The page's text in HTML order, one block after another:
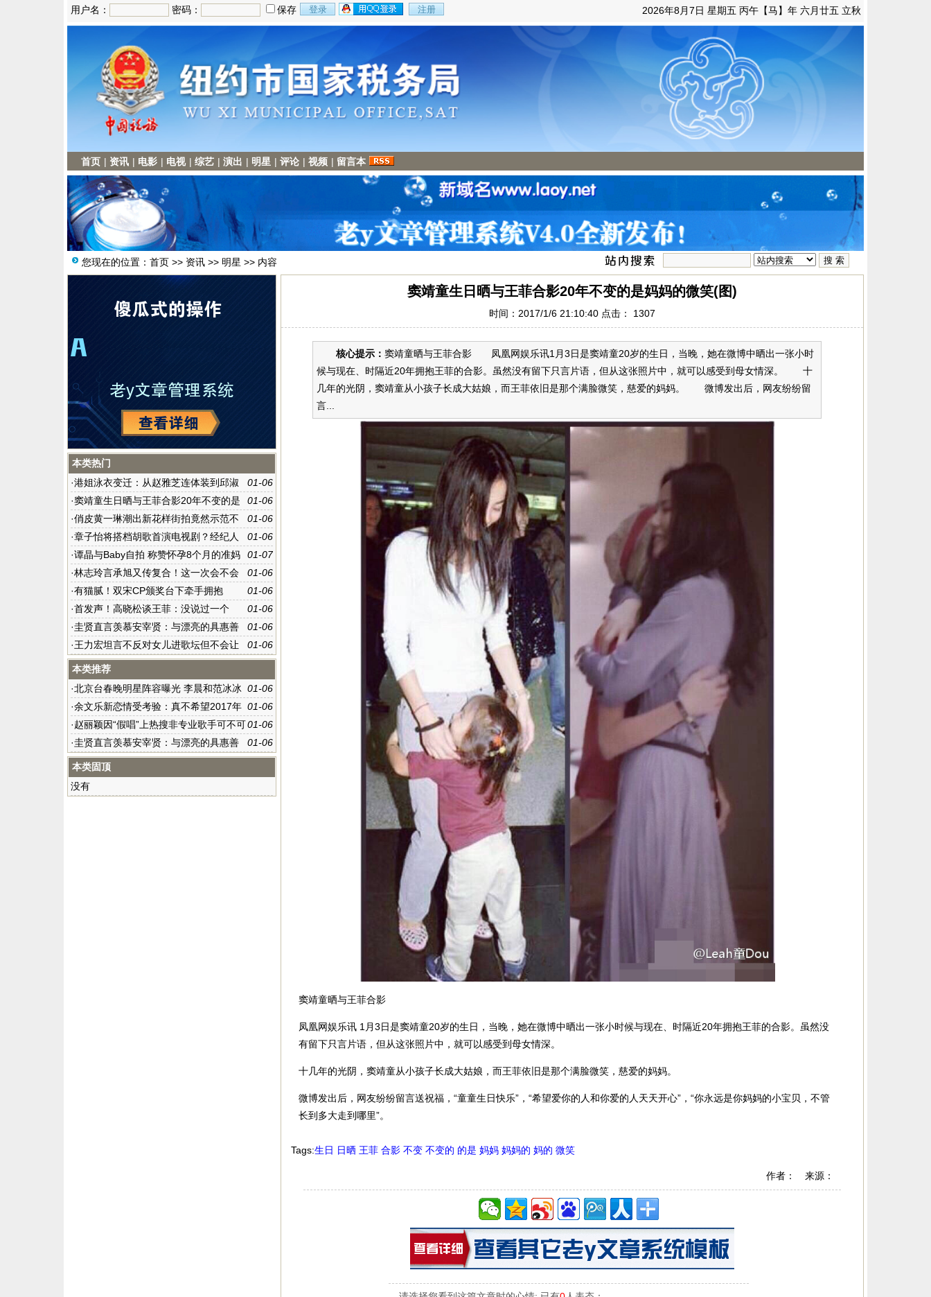
2026年8月7日 星期五 丙午【马】年 六月廿五 立秋
用户名： 密码： 保存
首页 | 资讯 | 电影 | 电视 | 综艺 | 演出 | 明星 | 评论 | 视频 | 留言本
您现在的位置： 首页 >> 资讯 >> 明星 >> 内容
窦靖童生日晒与王菲合影20年不变的是妈妈的微笑(图)
时间：2017/1/6 21:10:40 点击： 1307
核心提示： 窦靖童晒与王菲合影 凤凰网娱乐讯1月3日是窦靖童20岁的生日，当晚，她在微博中晒出一张小时
候与现在、时隔近20年拥抱王菲的合影。虽然没有留下只言片语，但从这张照片中，就可以感受到母女情深。 十
几年的光阴，窦靖童从小孩子长成大姑娘，而王菲依旧是那个满脸微笑，慈爱的妈妈。 微博发出后，网友纷纷留
言...
窦靖童晒与王菲合影
凤凰网娱乐讯 1月3日是窦靖童20岁的生日，当晚，她在微博中晒出一张小时候与现在、时隔近20年拥抱王菲的合影。虽然没
有留下只言片语，但从这张照片中，就可以感受到母女情深。
十几年的光阴，窦靖童从小孩子长成大姑娘，而王菲依旧是那个满脸微笑，慈爱的妈妈。
微博发出后，网友纷纷留言送祝福，“童童生日快乐”，“希望爱你的人和你爱的人天天开心”，“你永远是你妈妈的小宝贝，不管
长到多大走到哪里”。
Tags:生日 日晒 王菲 合影 不变 不变的 的是 妈妈 妈妈的 妈的 微笑
作者： 来源：
本类热门
01-06
·港姐泳衣变迁：从赵雅芝连体装到邱淑
贞三点式
01-06
·窦靖童生日晒与王菲合影20年不变的是
妈妈的微笑(图)
01-06
·俏皮黄一琳潮出新花样街拍竟然示范不
好好穿外套
01-06
·章子怡将搭档胡歌首演电视剧？经纪人
未回应
01-07
·谭晶与Baby自拍 称赞怀孕8个月的准妈
妈好美
01-06
·林志玲言承旭又传复合！这一次会不会
成真？
01-06
·有猫腻！双宋CP颁奖台下牵手拥抱
01-06
·首发声！高晓松谈王菲：没说过一个
字，因为还没看
01-06
·圭贤直言羡慕安宰贤：与漂亮的具惠善
结婚
01-06
·王力宏坦言不反对女儿进歌坛但不会让
其“靠爸”
本类推荐
01-06
·北京台春晚明星阵容曝光 李晨和范冰冰
登台演出
01-06
·余文乐新恋情受考验：真不希望2017年
会是这样的开始
01-06
·赵丽颖因“假唱”上热搜非专业歌手可不可
以录唱？
01-06
·圭贤直言羡慕安宰贤：与漂亮的具惠善
结婚
本类固顶
没有